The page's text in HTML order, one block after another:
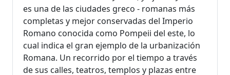
es una de las ciudades greco - romanas más
completas y mejor conservadas del Imperio
Romano conocida como Pompeii del este, lo
cual indica el gran ejemplo de la urbanización
Romana. Un recorrido por el tiempo a través
de sus calles, teatros, templos y plazas entre